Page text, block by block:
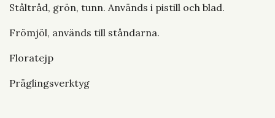
Ståltråd, grön, tunn. Används i pistill och blad.
Frömjöl, används till ståndarna.
Floratejp
Präglingsverktyg